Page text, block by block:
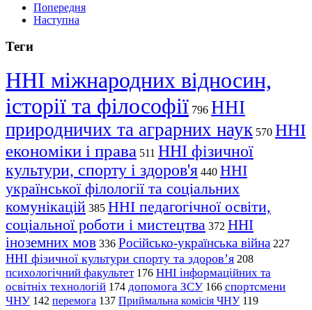
Попередня
Наступна
Теги
ННІ міжнародних відносин,
історії та філософії 796 ННІ
природничих та аграрних наук 570 ННІ
економіки і права 511 ННІ фізичної
культури, спорту і здоров'я 440 ННІ
української філології та соціальних
комунікацій 385 ННІ педагогічної освіти,
соціальної роботи і мистецтва 372 ННІ
іноземних мов 336 Російсько-українська війна 227
ННІ фізичної культури спорту та здоров’я 208
психологічний факультет 176 ННІ інформаційних та
освітніх технологій 174 допомога ЗСУ 166 спортсмени
ЧНУ 142 перемога 137 Приймальна комісія ЧНУ 119